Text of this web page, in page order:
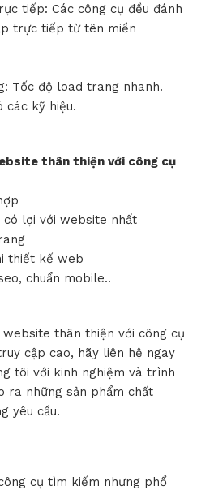
tiếp: Các công cụ đều đánh
trực tiếp từ tên miền
Tốc độ load trang nhanh.
các kỹ hiệu.
thân thiện với công cụ
lợi với website nhất
thiết kế web
, chuẩn mobile..
thân thiện với công cụ
cập cao, hãy liên hệ ngay
tôi với kinh nghiệm và trình
ra những sản phẩm chất
yêu cầu.
cụ tìm kiếm nhưng phổ